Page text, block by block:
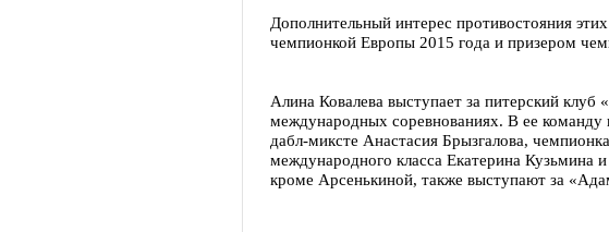
Дополнительный интерес противостояния
чемпионкой Европы 2015 года и призером
Алина Ковалева выступает за питерский
международных соревнованиях. В ее
дабл-миксте Анастасия Брызгалова,
международного класса Екатерина Кузьмина
кроме Арсенькиной, также выступают за